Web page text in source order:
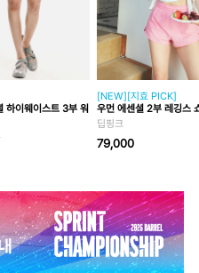
하이웨이스트 3부 워
[NEW][지효 PICK]
우먼 에센셜 2부 레깅스
딥핑크
79,000